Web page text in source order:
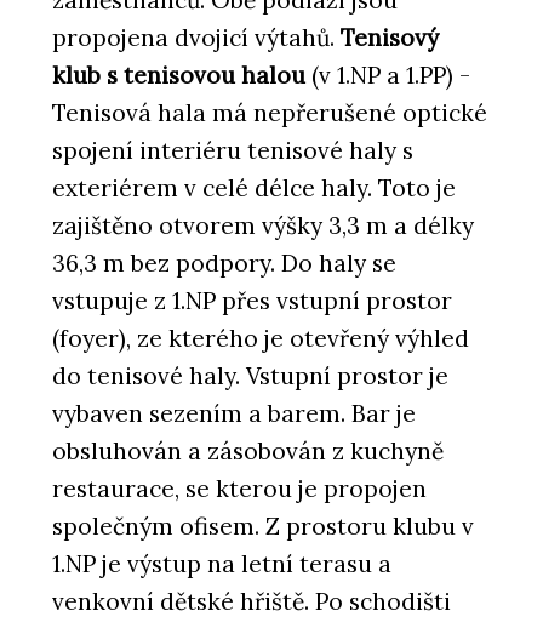
propojena dvojicí výtahů. Tenisový
klub s tenisovou halou (v 1.NP a 1.PP) -
Tenisová hala má nepřerušené optické
spojení interiéru tenisové haly s
exteriérem v celé délce haly. Toto je
zajištěno otvorem výšky 3,3 m a délky
36,3 m bez podpory. Do haly se
vstupuje z 1.NP přes vstupní prostor
(foyer), ze kterého je otevřený výhled
do tenisové haly. Vstupní prostor je
vybaven sezením a barem. Bar je
obsluhován a zásobován z kuchyně
restaurace, se kterou je propojen
společným ofisem. Z prostoru klubu v
1.NP je výstup na letní terasu a
venkovní dětské hřiště. Po schodišti